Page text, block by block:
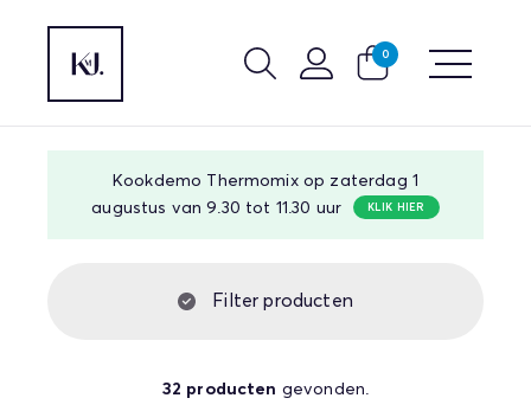
0
Kookdemo Thermomix op zaterdag 1
augustus van 9.30 tot 11.30 uur
KLIK HIER
Filter producten
32 producten gevonden.